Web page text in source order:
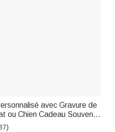
avec Gravure de
ou Chien Cadeau Souvenir
Compagnie